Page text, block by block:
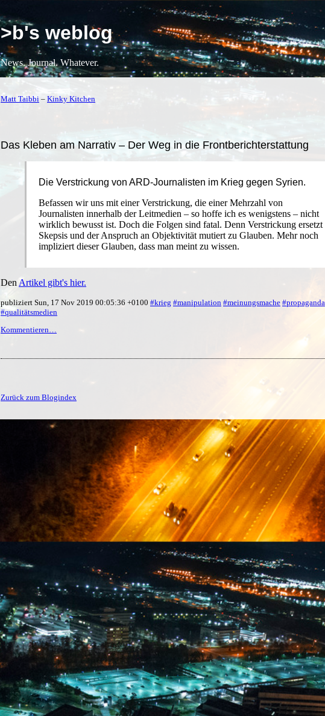
>b's weblog
News. Journal. Whatever.
Matt Taibbi – Kinky Kitchen
Das Kleben am Narrativ – Der Weg in die Frontberichterstattung
Die Verstrickung von ARD-Journalisten im Krieg gegen Syrien.
Befassen wir uns mit einer Verstrickung, die einer Mehrzahl von
Journalisten innerhalb der Leitmedien – so hoffe ich es wenigstens – nicht
wirklich bewusst ist. Doch die Folgen sind fatal. Denn Verstrickung ersetzt
Skepsis und der Anspruch an Objektivität mutiert zu Glauben. Mehr noch
impliziert dieser Glauben, dass man meint zu wissen.
Den Artikel gibt's hier.
publiziert Sun, 17 Nov 2019 00:05:36 +0100 #krieg #manipulation #meinungsmache #propaganda
#qualitätsmedien
Kommentieren…
Zurück zum Blogindex